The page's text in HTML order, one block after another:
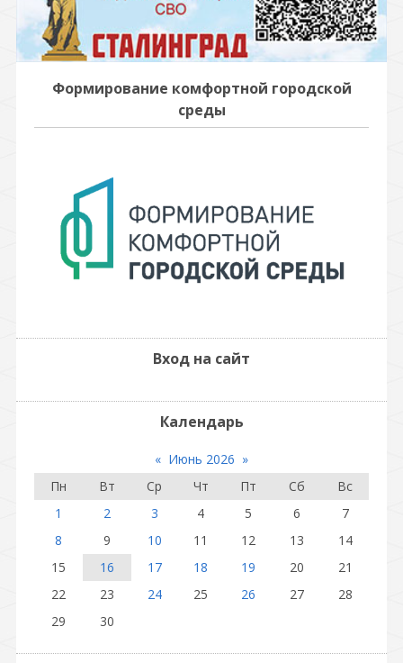
Формирование комфортной городской
среды
Вход на сайт
Календарь
« Июнь 2026 »
Пн
Вт Ср Чт Пт Сб
Вс
1
2 3 4 5 6
7
8
9 10 11 12 13
14
15
16 17 18 19 20
21
22
23 24 25 26 27
28
29
30